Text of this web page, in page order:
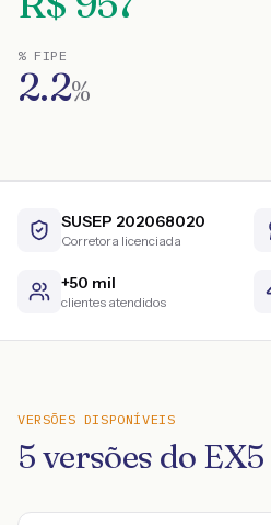
% FIPE
2.2%
SUSEP 202068020
Corretora licenciada
+50 mil
clientes atendidos
VERSÕES DISPONÍVEIS
5versões do EX5